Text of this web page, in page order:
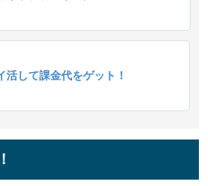
活して課金代をゲット！